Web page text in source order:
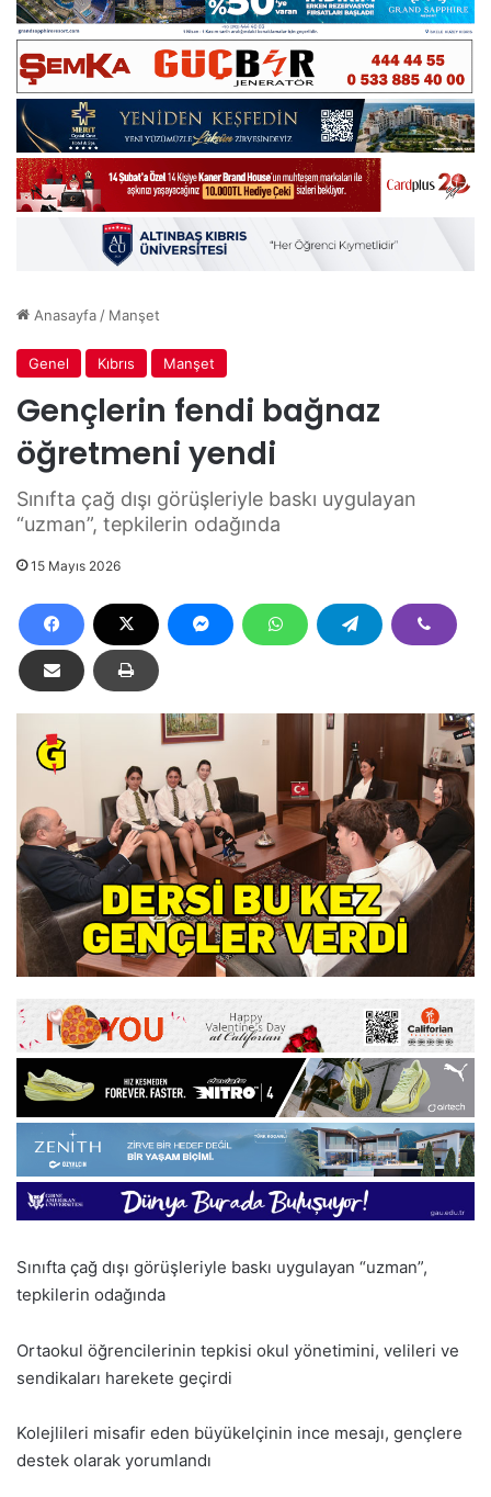
Anasayfa / Manşet
Genel Kıbrıs Manşet
Gençlerin fendi bağnaz
öğretmeni yendi
Sınıfta çağ dışı görüşleriyle baskı uygulayan
“uzman”, tepkilerin odağında
15 Mayıs 2026
Sınıfta çağ dışı görüşleriyle baskı uygulayan “uzman”,
tepkilerin odağında
Ortaokul öğrencilerinin tepkisi okul yönetimini, velileri ve
sendikaları harekete geçirdi
Kolejlileri misafir eden büyükelçinin ince mesajı, gençlere
destek olarak yorumlandı